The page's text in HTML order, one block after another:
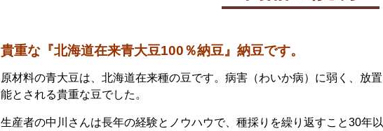
貴重な『北海道在来青大豆100％納豆』納豆です。
原材料の青大豆は、北海道在来種の豆です。病害（わいか病）に弱く、放
能とされる貴重な豆でした。
生産者の中川さんは長年の経験とノウハウで、種採りを繰り返すこと30年